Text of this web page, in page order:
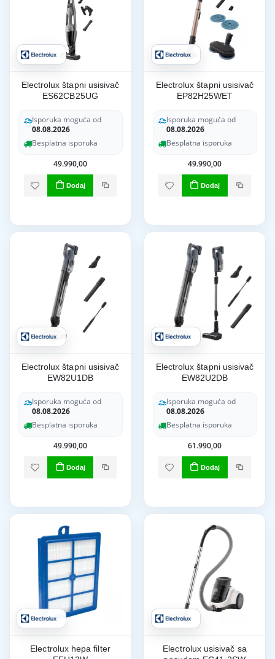
Electrolux štapni usisivač
ES62CB25UG
Isporuka moguća od
08.08.2026
Besplatna isporuka
49.990,00
Dodaj
Electrolux štapni usisivač
EP82H25WET
Isporuka moguća od
08.08.2026
Besplatna isporuka
49.990,00
Dodaj
Electrolux štapni usisivač
EW82U1DB
Isporuka moguća od
08.08.2026
Besplatna isporuka
49.990,00
Dodaj
Electrolux štapni usisivač
EW82U2DB
Isporuka moguća od
08.08.2026
Besplatna isporuka
61.990,00
Dodaj
Electrolux hepa filter
Electrolux usisivač sa